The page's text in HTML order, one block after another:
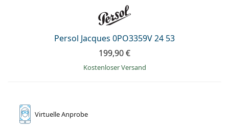
Persol Jacques 0PO3359V 24 53
199,90 €
Kostenloser Versand
VirtuelleAnprobe